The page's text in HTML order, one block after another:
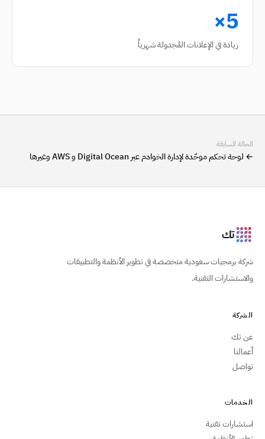
5×
زيادة في الإعلانات المُجدولة شهرياً
الحالة السابقة
← لوحة تحكم موحّدة لإدارة الخوادم عبر Digital Ocean و AWS وغيرها
تك
شركة برمجيات سعودية متخصصة في تطوير الأنظمة والتطبيقات
والاستشارات التقنية.
الشركة
عن تك
أعمالنا
تواصل
الخدمات
استشارات تقنية